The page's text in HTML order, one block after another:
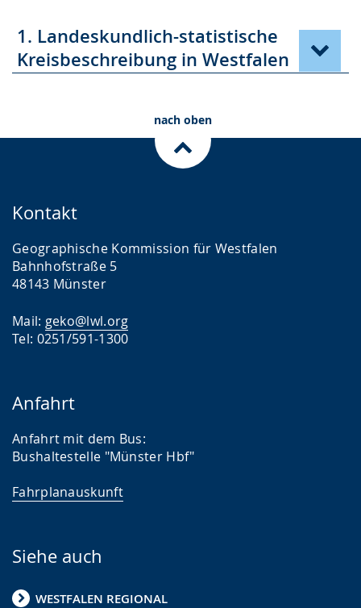
1. Landeskundlich-statistische
Kreisbeschreibung in Westfalen
nach oben
Kontakt
Geographische Kommission für Westfalen
Bahnhofstraße 5
48143 Münster
Mail: geko@lwl.org
Tel: 0251/591-1300
Anfahrt
Anfahrt mit dem Bus:
Bushaltestelle "Münster Hbf"
Fahrplanauskunft
Siehe auch
WESTFALEN REGIONAL